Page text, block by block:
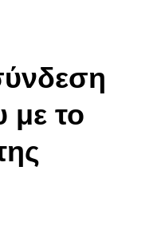
με το